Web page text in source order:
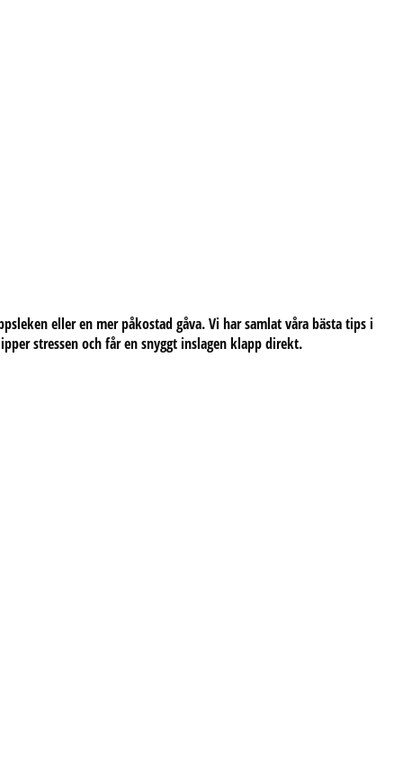
eller en mer påkostad gåva. Vi har samlat våra bästa tips i
stressen och får en snyggt inslagen klapp direkt.